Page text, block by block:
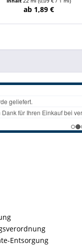
ab 1,89 €
Entsorgung